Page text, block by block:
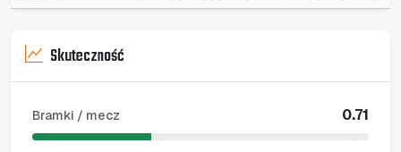
Skuteczność
Bramki / mecz 0.71